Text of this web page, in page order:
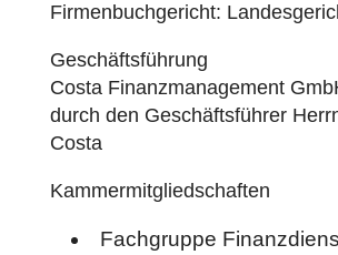
Firmenbuchgericht:
Geschäftsführung
Costa Finanzmanagement
durch den Geschäftsführer
Costa
Kammermitgliedschaften
Fachgruppe